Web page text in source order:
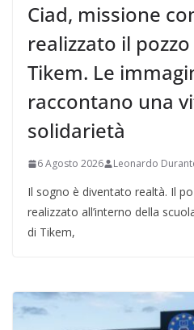
Ciad, missione
realizzato il
Tikem. Le
raccontano una
solidarietà
6 Agosto 2026 Leonardo
Il sogno è diventato realtà. Il
realizzato all’interno della
di Tikem,